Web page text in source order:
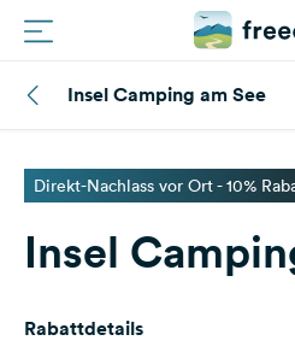
Plätze
Magazin
Insel Camping am See
Direkt-Nachlass vor Ort - 10%
Insel
Rabattdetails